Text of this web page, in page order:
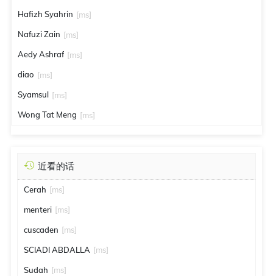
Hafizh Syahrin [ms]
Nafuzi Zain [ms]
Aedy Ashraf [ms]
diao [ms]
Syamsul [ms]
Wong Tat Meng [ms]
近看的话
Cerah [ms]
menteri [ms]
cuscaden [ms]
SCIADI ABDALLA [ms]
Sudah [ms]